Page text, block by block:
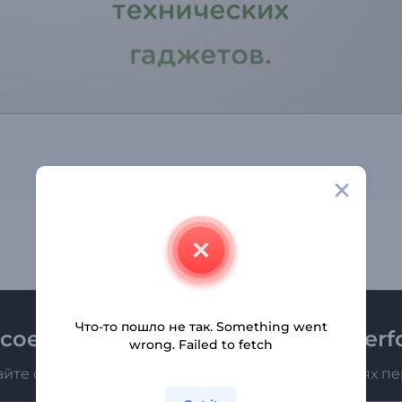
к рассылке
о последних новостях и новых предложениях
Что-то пошло не так. Something went
wrong. Failed to fetch